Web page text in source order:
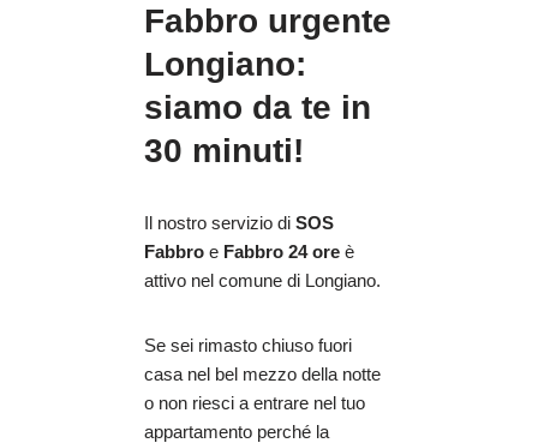
Fabbro urgente
Longiano:
siamo da te in
30 minuti!
Il nostro servizio di SOS
Fabbro e Fabbro 24 ore è
attivo nel comune di Longiano.
Se sei rimasto chiuso fuori
casa nel bel mezzo della notte
o non riesci a entrare nel tuo
appartamento perché la